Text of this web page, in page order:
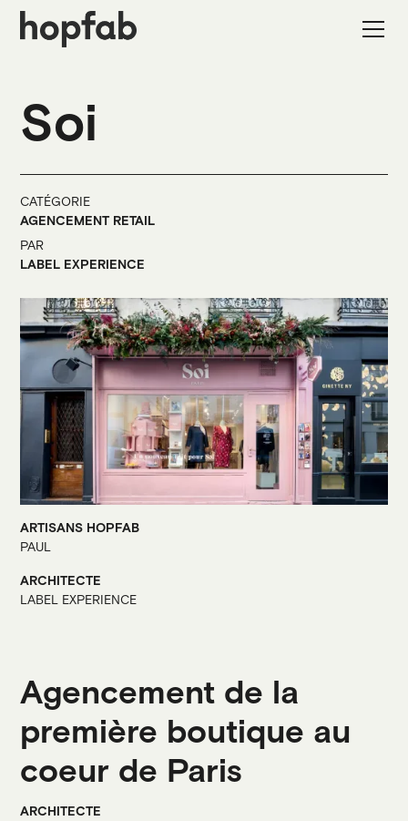
Soi
CATÉGORIE
AGENCEMENT RETAIL
PAR
LABEL EXPERIENCE
ARTISANS HOPFAB
PAUL
ARCHITECTE
LABEL EXPERIENCE
Agencement de la
première boutique au
coeur de Paris
ARCHITECTE